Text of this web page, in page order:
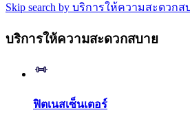
Skip search by บริการให้ความสะดวกส
บริการให้ความสะดวกสบาย
ฟิตเนสเซ็นเตอร์